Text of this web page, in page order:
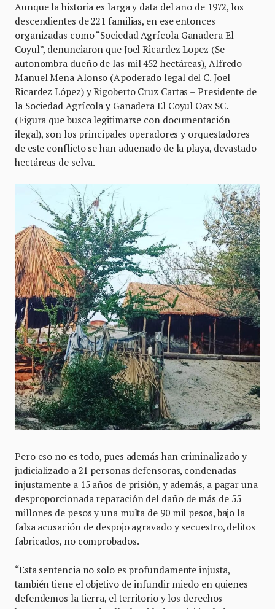
Aunque la historia es larga y data del año de 1972, los
descendientes de 221 familias, en ese entonces
organizadas como “Sociedad Agrícola Ganadera El
Coyul”, denunciaron que Joel Ricardez Lopez (Se
autonombra dueño de las mil 452 hectáreas), Alfredo
Manuel Mena Alonso (Apoderado legal del C. Joel
Ricardez López) y Rigoberto Cruz Cartas – Presidente de
la Sociedad Agrícola y Ganadera El Coyul Oax SC.
(Figura que busca legitimarse con documentación
ilegal), son los principales operadores y orquestadores
de este conflicto se han adueñado de la playa, devastado
hectáreas de selva.
Pero eso no es todo, pues además han criminalizado y
judicializado a 21 personas defensoras, condenadas
injustamente a 15 años de prisión, y además, a pagar una
desproporcionada reparación del daño de más de 55
millones de pesos y una multa de 90 mil pesos, bajo la
falsa acusación de despojo agravado y secuestro, delitos
fabricados, no comprobados.
“Esta sentencia no solo es profundamente injusta,
también tiene el objetivo de infundir miedo en quienes
defendemos la tierra, el territorio y los derechos